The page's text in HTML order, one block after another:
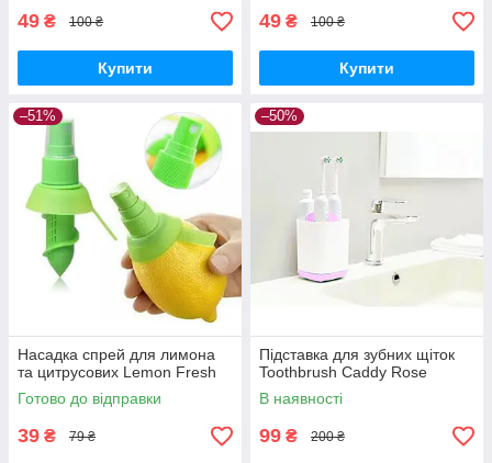
49 ₴ 100 ₴
Купити
49 ₴ 100 ₴
Купити
–51%
Насадка спрей для лимона
та цитрусових Lemon Fresh
Готово до відправки
39 ₴ 79 ₴
–50%
Підставка для зубних щіток
Toothbrush Caddy Rose
В наявності
99 ₴ 200 ₴